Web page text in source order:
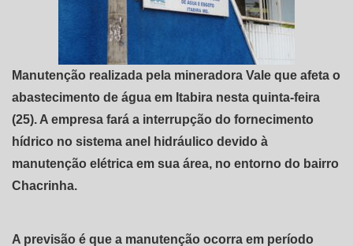
Manutenção realizada pela mineradora Vale que afeta o
abastecimento de água em Itabira nesta quinta-feira
(25). A empresa fará a interrupção do fornecimento
hídrico no sistema anel hidráulico devido à
manutenção elétrica em sua área, no entorno do bairro
Chacrinha.
A previsão é que a manutenção ocorra em período